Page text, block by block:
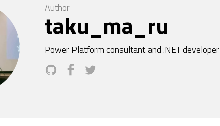
Author
taku_ma_ru
Power Platform consultant and .NET developer